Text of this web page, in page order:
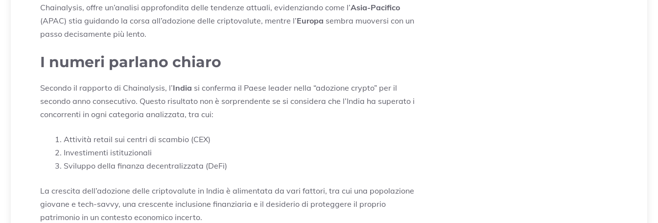
Chainalysis, offre un’analisi approfondita delle tendenze attuali, evidenziando come l’Asia-Pacifico
(APAC) stia guidando la corsa all’adozione delle criptovalute, mentre l’Europa sembra muoversi con un
passo decisamente più lento.
I numeri parlano chiaro
Secondo il rapporto di Chainalysis, l’India si conferma il Paese leader nella “adozione crypto” per il
secondo anno consecutivo. Questo risultato non è sorprendente se si considera che l’India ha superato i
concorrenti in ogni categoria analizzata, tra cui:
Attività retail sui centri di scambio (CEX)
Investimenti istituzionali
Sviluppo della finanza decentralizzata (DeFi)
La crescita dell’adozione delle criptovalute in India è alimentata da vari fattori, tra cui una popolazione
giovane e tech-savvy, una crescente inclusione finanziaria e il desiderio di proteggere il proprio
patrimonio in un contesto economico incerto.